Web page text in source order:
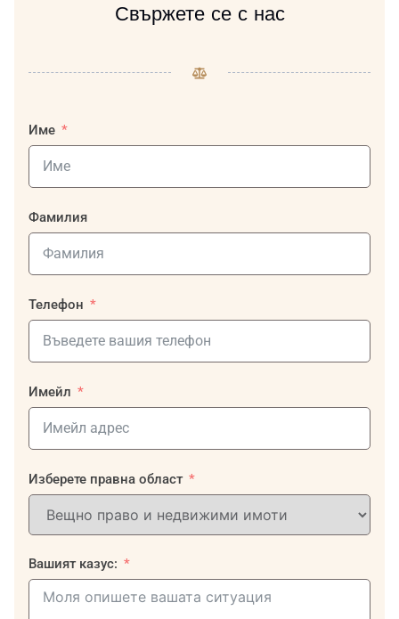
Свържете се с нас
Име
Фамилия
Телефон
Имейл
Изберете правна област
Вашият казус: